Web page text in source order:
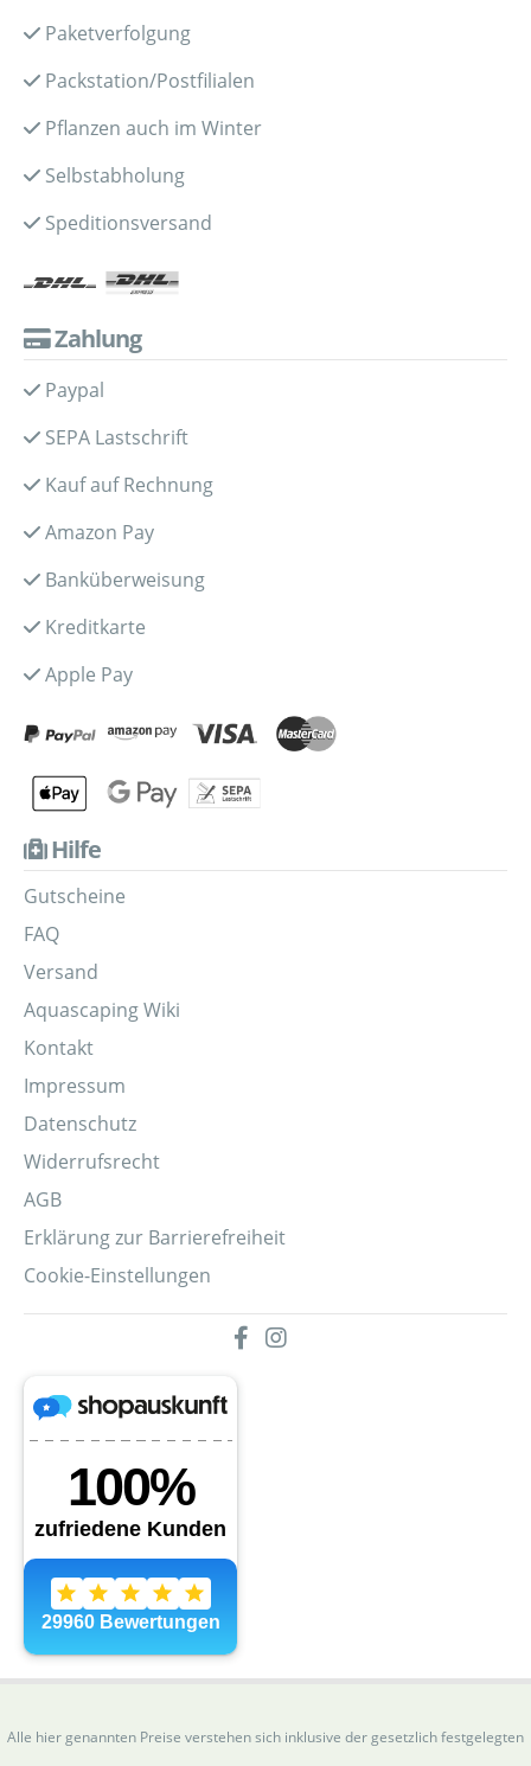
Paketverfolgung
Packstation/Postfilialen
Pflanzen auch im Winter
Selbstabholung
Speditionsversand
Zahlung
Paypal
SEPA Lastschrift
Kauf auf Rechnung
Amazon Pay
Banküberweisung
Kreditkarte
Apple Pay
Hilfe
Gutscheine
FAQ
Versand
Aquascaping Wiki
Kontakt
Impressum
Datenschutz
Widerrufsrecht
AGB
Erklärung zur Barrierefreiheit
Cookie-Einstellungen
Alle hier genannten Preise verstehen sich inklusive der gesetzlich festgelegten